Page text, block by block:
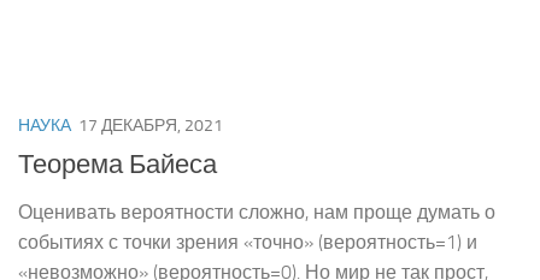
НАУКА 17 ДЕКАБРЯ, 2021
Теорема Байеса
Оценивать вероятности сложно, нам проще думать о
событиях с точки зрения «точно» (вероятность=1) и
«невозможно» (вероятность=0). Но мир не так прост,